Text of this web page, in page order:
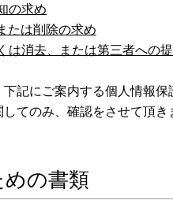
の求め
たは削除の求め
は消去、または第三者への
記にご案内する個人情報
てのみ、確認をさせて頂き
めの書類